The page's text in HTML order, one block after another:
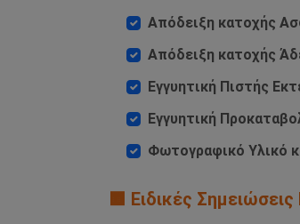
Απόδειξη κατοχής
Απόδειξη κατοχής
Εγγυητική Πιστής
Εγγυητική
Φωτογραφικό Υλικό
🟧 Ειδικές